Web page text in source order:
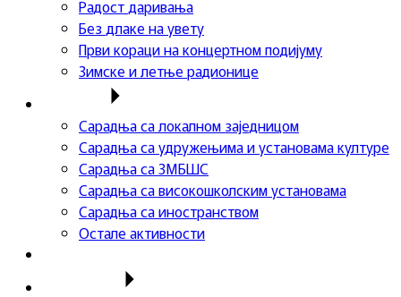
Радост даривања
Без длаке на увету
Први кораци на концертном подијуму
Зимске и летње радионице
Сарадња са локалном заједницом
Сарадња са удружењима и установама културе
Сарадња са ЗМБШС
Сарадња са високошколским установама
Сарадња са иностранством
Остале активности